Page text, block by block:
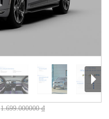
1.699.000000 ₫